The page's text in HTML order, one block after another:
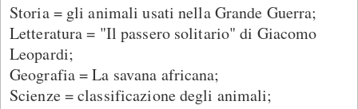
Storia = gli animali usati nella Grande Guerra;
Letteratura = "Il passero solitario" di Giacomo
Leopardi;
Geografia = La savana africana;
Scienze = classificazione degli animali;